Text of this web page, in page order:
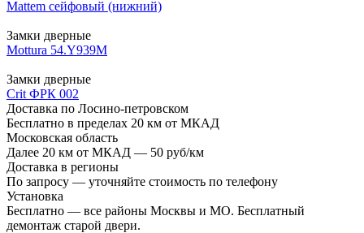
Mattem сейфовый (нижний)
Замки дверные
Mottura 54.Y939M
Замки дверные
Crit ФРК 002
Доставка по Лосино-петровском
Бесплатно в пределах 20 км от МКАД
Московская область
Далее 20 км от МКАД — 50 руб/км
Доставка в регионы
По запросу — уточняйте стоимость по телефону
Установка
Бесплатно — все районы Москвы и МО. Бесплатный
демонтаж старой двери.